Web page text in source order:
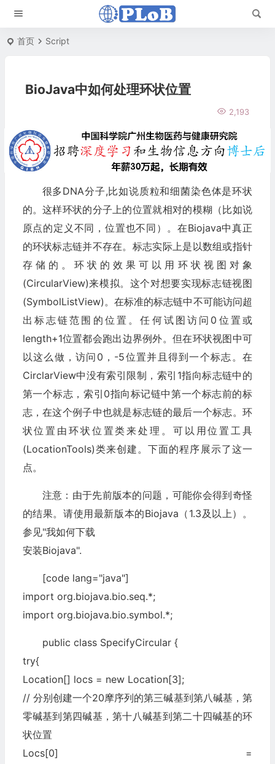
首页 Script
BioJava中如何处理环状位置
2,193
很多DNA分子,比如说质粒和细菌染色体是环状
的。这样环状的分子上的位置就相对的模糊（比如说
原点的定义不同，位置也不同）。在Biojava中真正
的环状标志链并不存在。标志实际上是以数组或指针
存储的。环状的效果可以用环状视图对象
(CircularView)来模拟。这个对想要实现标志链视图
(SymbolListView)。在标准的标志链中不可能访问超
出标志链范围的位置。任何试图访问0位置或
length+1位置都会跑出边界例外。但在环状视图中可
以这么做，访问0，-5位置并且得到一个标志。在
CirclarView中没有索引限制，索引1指向标志链中的
第一个标志，索引0指向标记链中第一个标志前的标
志，在这个例子中也就是标志链的最后一个标志。环
状位置由环状位置类来处理。可以用位置工具
(LocationTools)类来创建。下面的程序展示了这一
点。
注意：由于先前版本的问题，可能你会得到奇怪
的结果。请使用最新版本的Biojava（1.3及以上）。
参见"我如何下载
安装Biojava".
[code lang="java"]
import org.biojava.bio.seq.*;
import org.biojava.bio.symbol.*;
public class SpecifyCircular {
try{
Location[] locs = new Location[3];
// 分别创建一个20摩序列的第三碱基到第八碱基，第
零碱基到第四碱基，第十八碱基到第二十四碱基的环
状位置
Locs[0] =